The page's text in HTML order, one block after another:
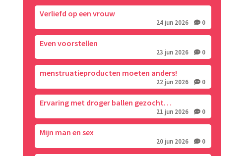
Verliefd op een vrouw
24 jun 2026 0
Even voorstellen
23 jun 2026 0
menstruatieproducten moeten anders!
22 jun 2026 0
Ervaring met droger ballen gezocht…
21 jun 2026 0
Mijn man en sex
20 jun 2026 0